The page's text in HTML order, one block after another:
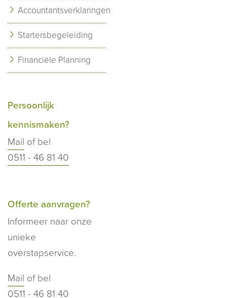
Accountantsverklaringen
Startersbegeleiding
Financiële Planning
Persoonlijk
kennismaken?
Mail of bel
0511 - 46 81 40
Offerte aanvragen?
Informeer naar onze
unieke
overstapservice.
Mail of bel
0511 - 46 81 40